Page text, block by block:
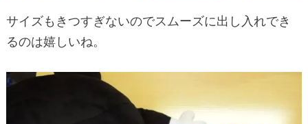
サイズもきつすぎないのでスムーズに出し入れでき
るのは嬉しいね。